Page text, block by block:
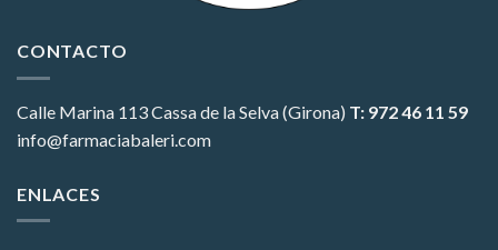
CONTACTO
Calle Marina 113Cassa de la Selva (Girona) T: 972 46 11 59
info@farmaciabaleri.com
ENLACES